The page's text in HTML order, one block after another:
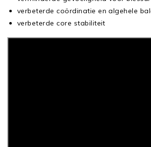
verbeterde coördinatie en algehele
verbeterde core stabiliteit